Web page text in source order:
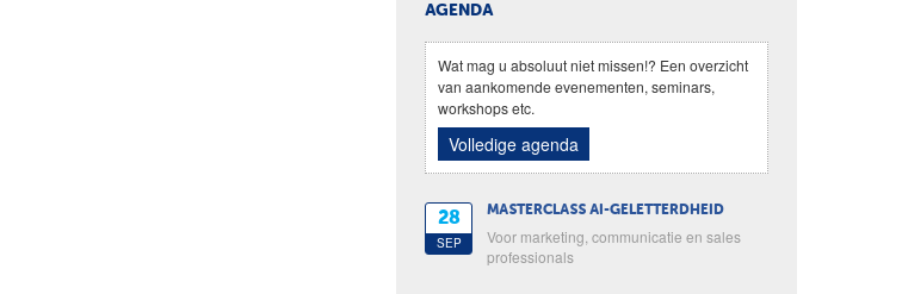
AGENDA
Wat mag u absoluut niet missen!? Een overzicht
van aankomende evenementen, seminars,
workshops etc.
Volledige agenda
28
SEP
MASTERCLASS AI-GELETTERDHEID
Voor marketing, communicatie en sales
professionals